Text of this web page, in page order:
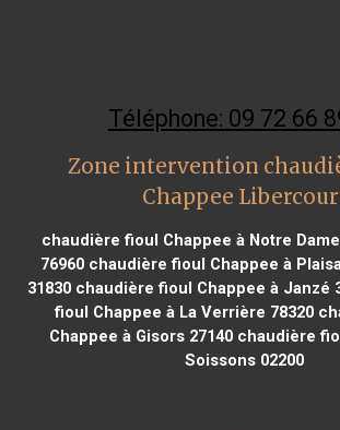
Téléphone: 09 72 66
Zone intervention
Chappee
chaudière fioul Chappee à Notre
76960chaudière fioul Chappee à
31830 chaudière fioul Chappee à Janzé
fioul Chappee à La Verrière 78320
Chappee à Gisors 27140chaudière
Soissons 02200